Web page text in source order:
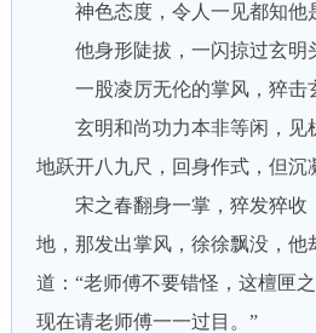
神色态度，令人一见都知他
他身形陡拔，一闪掠过玄明
一股凌厉无伦的掌风，猝击
玄明和尚功力本非等闲，见
地跃开八九尺，回身作式，但沉
宋之春翻身一掌，猝发猝收
地，那发出掌风，徐徐飘没，他
道：“老师傅不要错怪，这檀匣
现在请老师傅一一过目。”